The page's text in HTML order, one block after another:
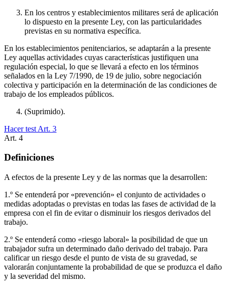
En los centros y establecimientos militares será de aplicación
lo dispuesto en la presente Ley, con las particularidades
previstas en su normativa específica.
En los establecimientos penitenciarios, se adaptarán a la presente
Ley aquellas actividades cuyas características justifiquen una
regulación especial, lo que se llevará a efecto en los términos
señalados en la Ley 7/1990, de 19 de julio, sobre negociación
colectiva y participación en la determinación de las condiciones de
trabajo de los empleados públicos.
(Suprimido).
Hacer test Art. 3
Art. 4
Definiciones
A efectos de la presente Ley y de las normas que la desarrollen:
1.º Se entenderá por «prevención» el conjunto de actividades o
medidas adoptadas o previstas en todas las fases de actividad de la
empresa con el fin de evitar o disminuir los riesgos derivados del
trabajo.
2.º Se entenderá como «riesgo laboral» la posibilidad de que un
trabajador sufra un determinado daño derivado del trabajo. Para
calificar un riesgo desde el punto de vista de su gravedad, se
valorarán conjuntamente la probabilidad de que se produzca el daño
y la severidad del mismo.